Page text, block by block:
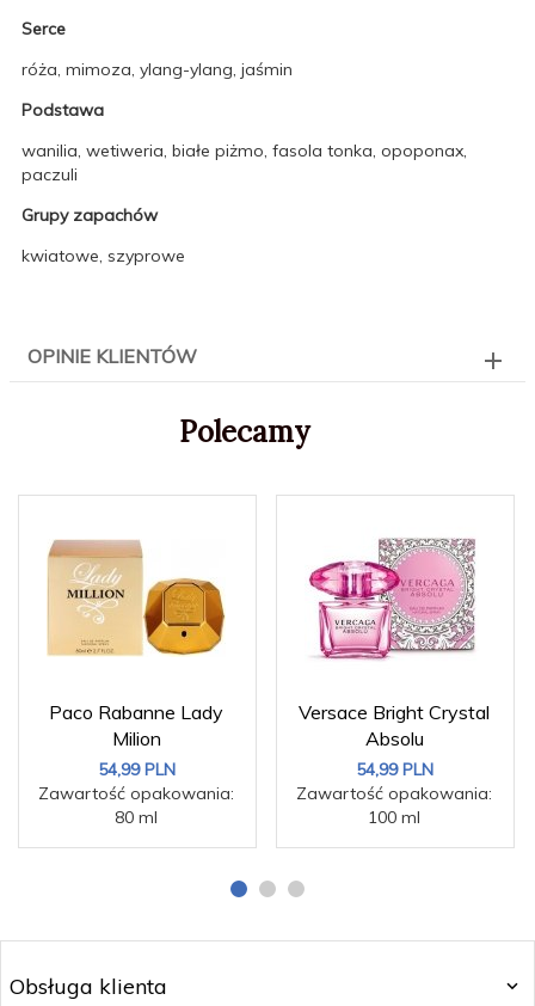
Serce
róża, mimoza, ylang-ylang, jaśmin
Podstawa
wanilia, wetiweria, białe piżmo, fasola tonka, opoponax,
paczuli
Grupy zapachów
kwiatowe, szyprowe
OPINIE KLIENTÓW
Polecamy
Paco Rabanne Lady
Milion
54,99 PLN
Zawartość opakowania:
80 ml
Versace Bright Crystal
Absolu
54,99 PLN
Zawartość opakowania:
100 ml
Obsługa klienta